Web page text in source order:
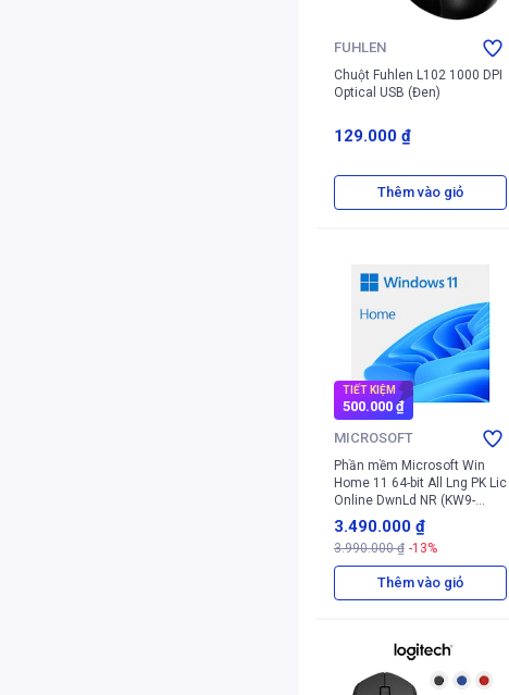
FUHLEN
Chuột Fuhlen L102 1000 DPI
Optical USB (Đen)
129.000 ₫
Thêm vào giỏ
TIẾT KIỆM
500.000 ₫
MICROSOFT
Phần mềm Microsoft Win
Home 11 64-bit All Lng PK Lic
Online DwnLd NR (KW9-
00664)
3.490.000 ₫
3.990.000 ₫ -13%
Thêm vào giỏ